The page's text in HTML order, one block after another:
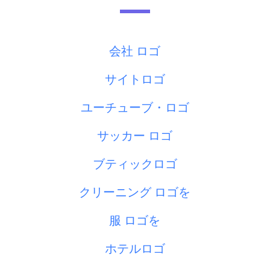
会社 ロゴ
サイトロゴ
ユーチューブ・ロゴ
サッカー ロゴ
ブティックロゴ
クリーニング ロゴを
服 ロゴを
ホテルロゴ